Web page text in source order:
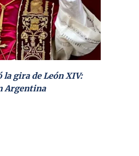
gira de León XIV:
Argentina